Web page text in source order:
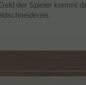
der Spieler kommt